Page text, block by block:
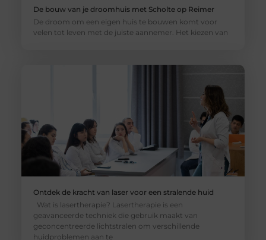
De bouw van je droomhuis met Scholte op Reimer
De droom om een eigen huis te bouwen komt voor
velen tot leven met de juiste aannemer. Het kiezen van
Ontdek de kracht van laser voor een stralende huid
Wat is lasertherapie? Lasertherapie is een
geavanceerde techniek die gebruik maakt van
geconcentreerde lichtstralen om verschillende
huidproblemen aan te